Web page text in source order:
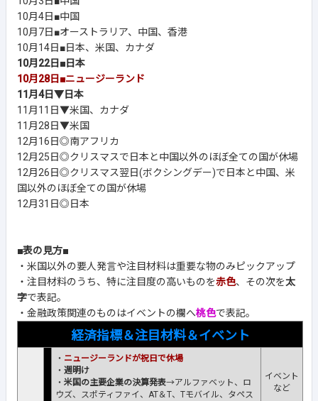
10月4日■中国
10月7日■オーストラリア、中国、香港
10月14日■日本、米国、カナダ
10月22日■日本
10月28日■ニュージーランド
11月4日▼日本
11月11日▼米国、カナダ
11月28日▼米国
12月16日◎南アフリカ
12月25日◎クリスマスで日本と中国以外のほぼ全ての国が休場
12月26日◎クリスマス翌日(ボクシングデー)で日本と中国、米
国以外のほぼ全ての国が休場
12月31日◎日本
■表の見方■
・米国以外の要人発言や注目材料は重要な物のみピックアップ
・注目材料のうち、特に注目度の高いものを赤色、その次を太
字で表記。
・金融政策関連のものはイベントの欄へ桃色で表記。
経済指標＆注目材料＆イベント
・ ニュージーランドが祝日で休場
・ 週明け
・ 米国の主要企業の決算発表→アルファベット、ロ
ウズ、スポティファイ、AT＆T、Tモバイル、タペス
イベント
など